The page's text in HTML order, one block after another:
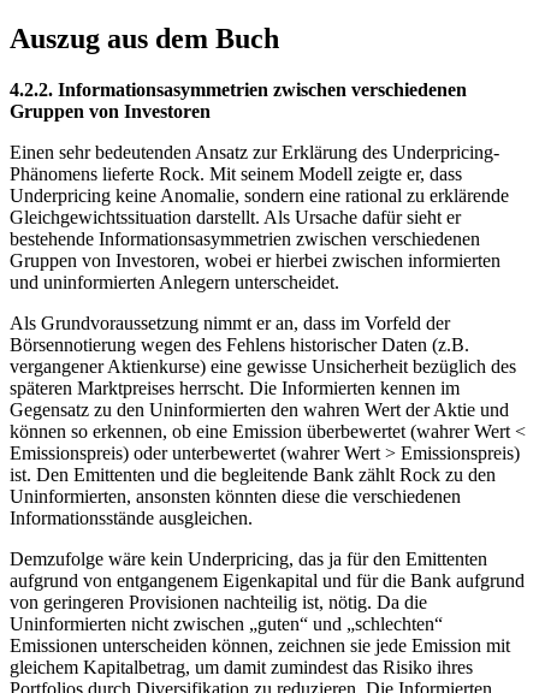
Auszug aus dem Buch
4.2.2. Informationsasymmetrien zwischen verschiedenen
Gruppen von Investoren
Einen sehr bedeutenden Ansatz zur Erklärung des Underpricing-
Phänomens lieferte Rock. Mit seinem Modell zeigte er, dass
Underpricing keine Anomalie, sondern eine rational zu erklärende
Gleichgewichtssituation darstellt. Als Ursache dafür sieht er
bestehende Informationsasymmetrien zwischen verschiedenen
Gruppen von Investoren, wobei er hierbei zwischen informierten
und uninformierten Anlegern unterscheidet.
Als Grundvoraussetzung nimmt er an, dass im Vorfeld der
Börsennotierung wegen des Fehlens historischer Daten (z.B.
vergangener Aktienkurse) eine gewisse Unsicherheit bezüglich des
späteren Marktpreises herrscht. Die Informierten kennen im
Gegensatz zu den Uninformierten den wahren Wert der Aktie und
können so erkennen, ob eine Emission überbewertet (wahrer Wert <
Emissionspreis) oder unterbewertet (wahrer Wert > Emissionspreis)
ist. Den Emittenten und die begleitende Bank zählt Rock zu den
Uninformierten, ansonsten könnten diese die verschiedenen
Informationsstände ausgleichen.
Demzufolge wäre kein Underpricing, das ja für den Emittenten
aufgrund von entgangenem Eigenkapital und für die Bank aufgrund
von geringeren Provisionen nachteilig ist, nötig. Da die
Uninformierten nicht zwischen „guten“ und „schlechten“
Emissionen unterscheiden können, zeichnen sie jede Emission mit
gleichem Kapitalbetrag, um damit zumindest das Risiko ihres